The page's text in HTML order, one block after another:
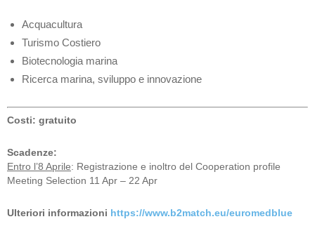
Acquacultura
Turismo Costiero
Biotecnologia marina
Ricerca marina, sviluppo e innovazione
Costi: gratuito
Scadenze:
Entro l’8 Aprile: Registrazione e inoltro del Cooperation profile
Meeting Selection 11 Apr – 22 Apr
Ulteriori informazioni https://www.b2match.eu/euromedblue